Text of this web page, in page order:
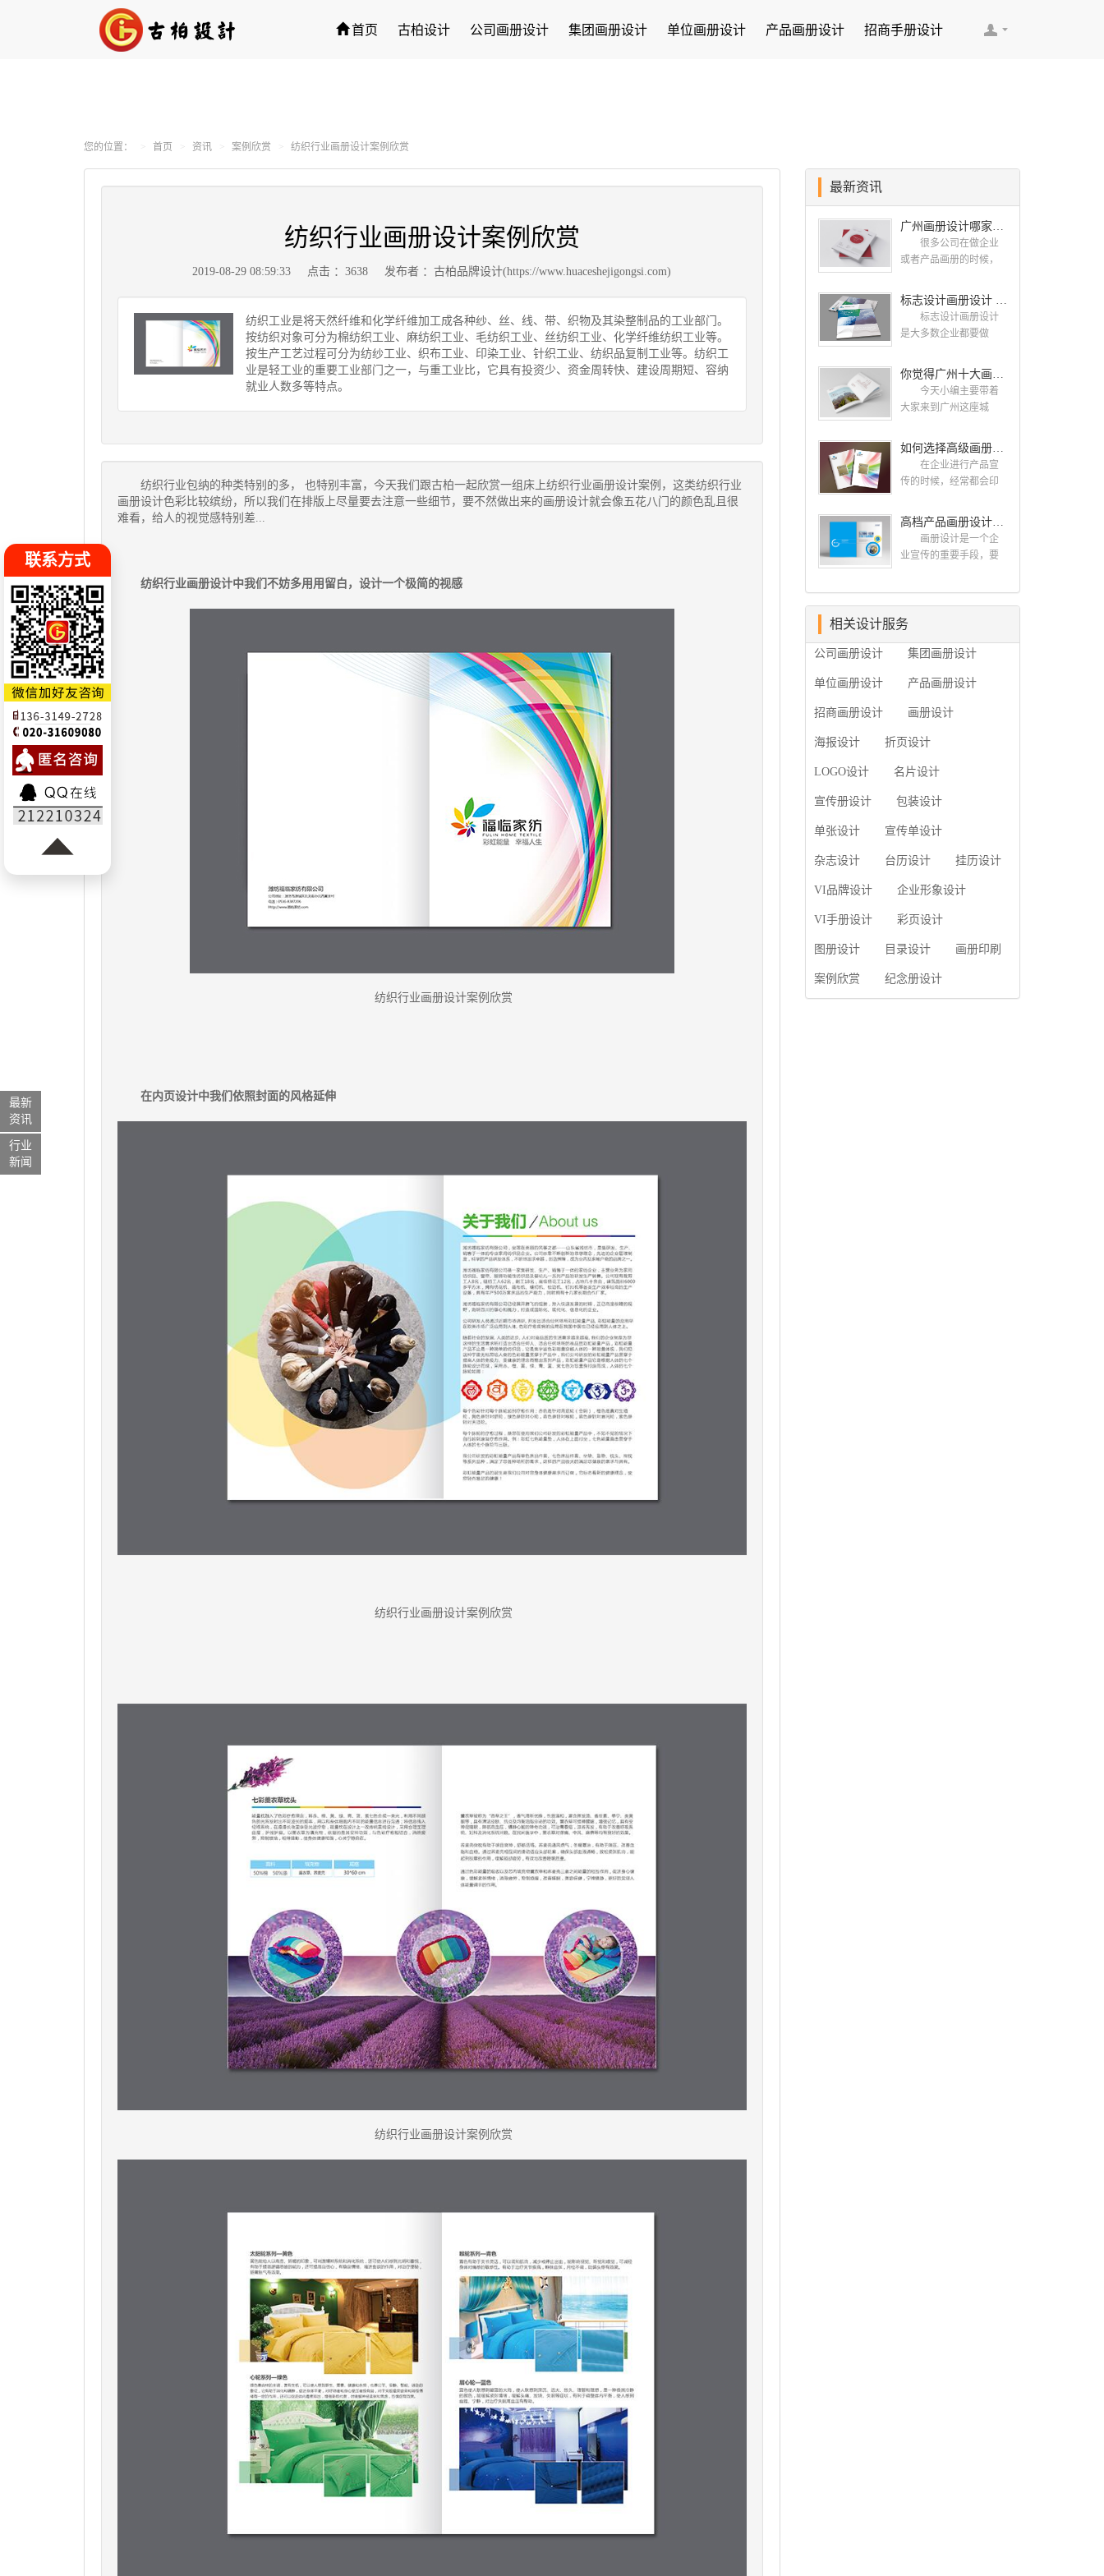
首页 古柏设计 公司画册设计 集团画册设计 单位画册设计 产品画册设计 招商手册设计
您的位置： 首页 资讯 案例欣赏 纺织行业画册设计案例欣赏
纺织行业画册设计案例欣赏
2019-08-29 08:59:33 点击 ：3638 发布者 ：古柏品牌设计(https://www.huaceshejigongsi.com)
纺织工业是将天然纤维和化学纤维加工成各种纱、丝、线、带、织物及其染整制品的工业部门。
按纺织对象可分为棉纺织工业、麻纺织工业、毛纺织工业、丝纺织工业、化学纤维纺织工业等。
按生产工艺过程可分为纺纱工业、织布工业、印染工业、针织工业、纺织品复制工业等。纺织工
业是轻工业的重要工业部门之一，与重工业比，它具有投资少、资金周转快、建设周期短、容纳
就业人数多等特点。
纺织行业包纳的种类特别的多， 也特别丰富，今天我们跟古柏一起欣赏一组床上纺织行业画册设计案例，这类纺织行业
画册设计色彩比较缤纷，所以我们在排版上尽量要去注意一些细节，要不然做出来的画册设计就会像五花八门的颜色乱且很
难看，给人的视觉感特别差...
纺织行业画册设计中我们不妨多用用留白，设计一个极简的视感
纺织行业画册设计案例欣赏
在内页设计中我们依照封面的风格延伸
纺织行业画册设计案例欣赏
纺织行业画册设计案例欣赏
最新资讯
广州画册设计哪家公司好？我们推荐古柏品牌设计
很多公司在做企业
或者产品画册的时候，
公司，这样设计出来的
画册，才能让人眼前一
亮，才能够给公司带来
计找哪家公司。 广
州画册设计哪家公司
好？本地人都会选择古
柏品牌设计有限公司成
立于2004年，是由一群
专业、独特的IT精英组
贴网络时代的发展潮
流，对中国网络应用的
现状和趋势有很深的...
标志设计画册设计 对标志设计有哪些原则呢？
标志设计画册设计
是大多数企业都要做
一个企业的门面形象，
而画册就是作为宣传，
把企业的形象和活动更
不能缺少的。标志设计
画册设计 简练、概
括、完美!即要成功到几
案的程度是我们的目
标，其难度比之其它任
何艺术设计都要大得
循以下的原则： 1.详
的、适用范畴并深刻...
你觉得广州十大画册设计公司的排名真的重要吗？
今天小编主要带着
大家来到广州这座城
设计公司是那些?古柏品
牌提供画册设计，宣传
册设计,排版设计，画册
广州集团/单位/产品/目录
画册设计/印刷公司。相
信不少喜欢设计的小伙
古柏设计 古柏品牌
设计系品牌策划与推
面设计、产品包装设
站建设与推广的专业...
如何选择高级画册设计公司 怎么制作高级企业画册
在企业进行产品宣
传的时候，经常都会印
要找一家出色的画册制
作公司。下面古柏品牌
设计就给大家说说如何
画册?高级画册设计公
册设计公司 首先是
员工的能力是否过硬。
这包括调研人员观察捕
捉信息、与企业顺利沟
能力;摄影人员拍摄出真
片的能力;设计人员高水
作软件，深谙画册设...
高档产品画册设计的有哪些小技巧
画册设计是一个企
业宣传的重要手段，要
示企业品牌形象。高档
产品画册设计有哪些小
古柏品牌设计怎么说!高
高档产品画册设计要注
关注 现在企业都在
使用产品画册来进行市
设计就应该更多的重视
一个成功的高档产品画
司的企业精神、核心理
相关设计服务
公司画册设计 集团画册设计
单位画册设计 产品画册设计
招商画册设计 画册设计
海报设计 折页设计
LOGO设计 名片设计
宣传册设计 包装设计
单张设计 宣传单设计
杂志设计 台历设计 挂历设计
VI品牌设计 企业形象设计
VI手册设计 彩页设计
图册设计 目录设计 画册印刷
案例欣赏 纪念册设计
联系方式
最新
资讯
行业
新闻